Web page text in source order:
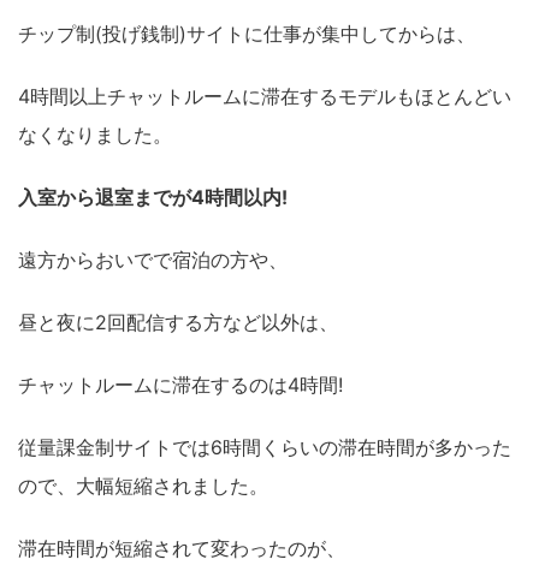
チップ制(投げ銭制)サイトに仕事が集中してからは、
4時間以上チャットルームに滞在するモデルもほとんどい
なくなりました。
入室から退室までが4時間以内!
遠方からおいでで宿泊の方や、
昼と夜に2回配信する方など以外は、
チャットルームに滞在するのは4時間!
従量課金制サイトでは6時間くらいの滞在時間が多かった
ので、大幅短縮されました。
滞在時間が短縮されて変わったのが、